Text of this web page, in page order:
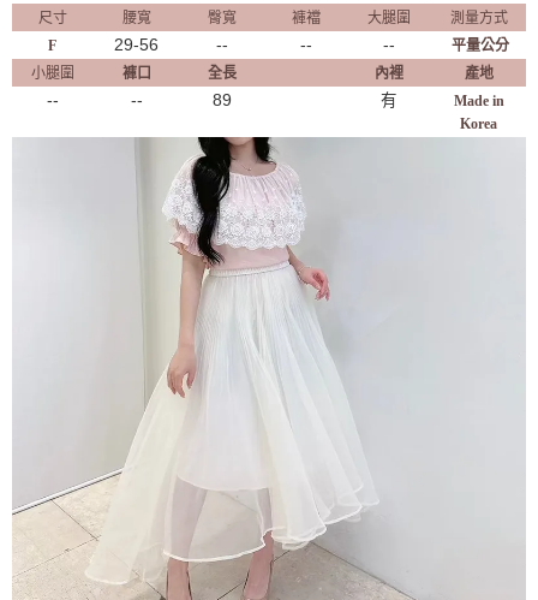
尺寸 腰寬 臀寬 褲襠 大腿圍
測量方式
F
29-56 -- -- --
平量公分
小腿圍
褲口 全長 內裡 產地
-- -- 89 有
Made in
Korea